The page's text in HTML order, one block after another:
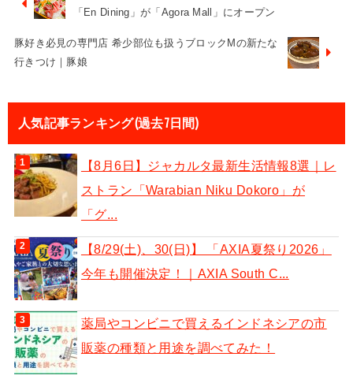
「En Dining」が「Agora Mall」にオープン
豚好き必見の専門店 希少部位も扱うブロックMの新たな
行きつけ｜豚娘
人気記事ランキング(過去7日間)
【8月6日】ジャカルタ最新生活情報8選｜レ
ストラン「Warabian Niku Dokoro」が
「グ...
【8/29(土)、30(日)】 「AXIA夏祭り2026」
今年も開催決定！｜AXIA South C...
薬局やコンビニで買えるインドネシアの市
販薬の種類と用途を調べてみた！